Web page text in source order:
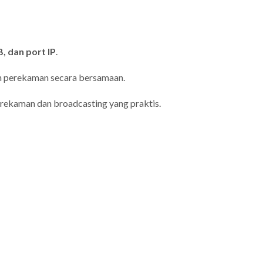
dan port IP.
secara bersamaan.
dan broadcasting yang praktis.